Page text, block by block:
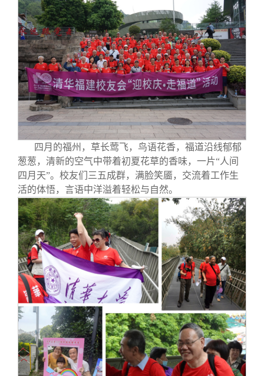
西南联大校友会
义工计划
新媒体平台
青春风采
校友文苑
校友讲坛
校友视界
信息化服务
三创大赛
实用信息
总会简介
会长致辞
总会章程
理事会名单
制度法规
联系我们
关闭
四月的福州，草长莺飞，鸟语花香，福道沿线郁郁
葱葱，清新的空气中带着初夏花草的香味，一片“人间
四月天”。校友们三五成群，满脸笑靥，交流着工作生
活的体悟，言语中洋溢着轻松与自然。